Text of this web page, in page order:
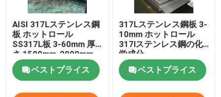
アルミニウム材料
AISI 317Lステンレス鋼
板 ホットロール
SS317L板 3-60mm 厚
さ 1500mm-2000mm
幅
ベストプライス
317Lステンレス鋼板 3-
10mm ホットロール
317lステンレス鋼の化
学成分
ベストプライス